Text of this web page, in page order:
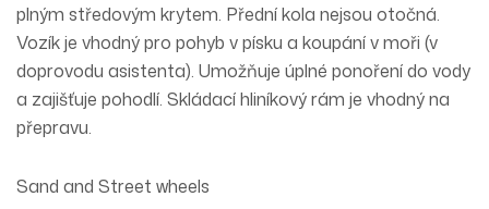
plným středovým krytem. Přední kola nejsou otočná.
Vozík je vhodný pro pohyb v písku a koupání v moři (v
doprovodu asistenta). Umožňuje úplné ponoření do vody
a zajišťuje pohodlí. Skládacíhliníkový rám je vhodný na
přepravu.
Sand and Street wheels